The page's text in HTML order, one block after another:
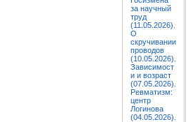
за научный
труд
(11.05.2026).
О
скручивании
проводов
(10.05.2026).
Зависимост
и и возраст
(07.05.2026).
Ревматизм:
центр
Логинова
(04.05.2026).